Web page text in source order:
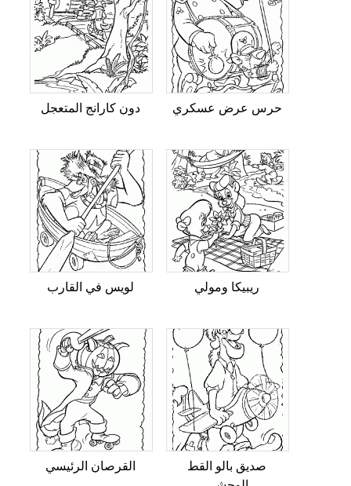
دون كارانج المتعجل حرس عرض عسكري
لويس في القارب ريبيكا ومولي
القرصان الرئيسي
صديق بالو القط